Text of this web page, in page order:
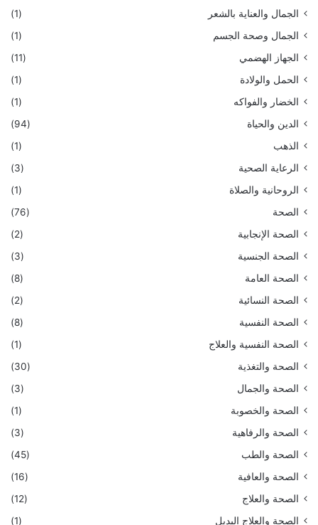
الجمال والعناية بالشعر
(1)
الجمال وصحة الجسم
(1)
الجهاز الهضمي
(11)
الحمل والولادة
(1)
الخضار والفواكه
(1)
الدين والحياة
(94)
الذهب
(1)
الرعاية الصحية
(3)
الروحانية والصلاة
(1)
الصحة
(76)
الصحة الإنجابية
(2)
الصحة الجنسية
(3)
الصحة العامة
(8)
الصحة النسائية
(2)
الصحة النفسية
(8)
الصحة النفسية والعلاج
(1)
الصحة والتغذية
(30)
الصحة والجمال
(3)
الصحة والخصوبة
(1)
الصحة والرفاهية
(3)
الصحة والطب
(45)
الصحة والعافية
(16)
الصحة والعلاج
(12)
الصحة والعلاج البديل
(1)